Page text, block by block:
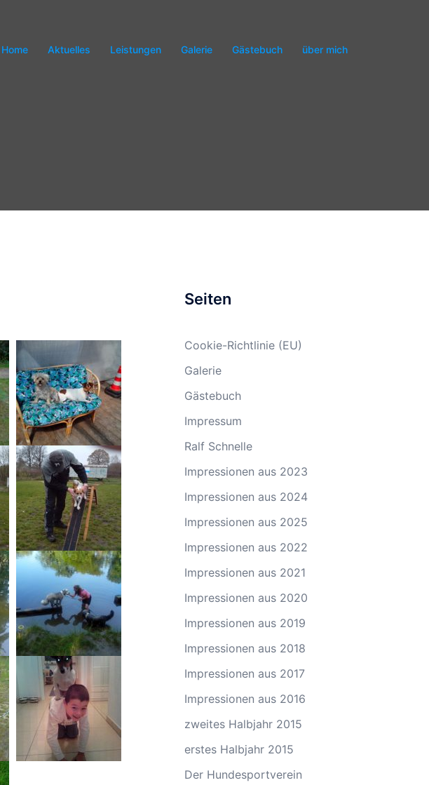
Home Aktuelles Leistungen Galerie Gästebuch über mich
Seiten
Cookie-Richtlinie (EU)
Galerie
Gästebuch
Impressum
Ralf Schnelle
Impressionen aus 2023
Impressionen aus 2024
Impressionen aus 2025
Impressionen aus 2022
Impressionen aus 2021
Impressionen aus 2020
Impressionen aus 2019
Impressionen aus 2018
Impressionen aus 2017
Impressionen aus 2016
zweites Halbjahr 2015
erstes Halbjahr 2015
Der Hundesportverein